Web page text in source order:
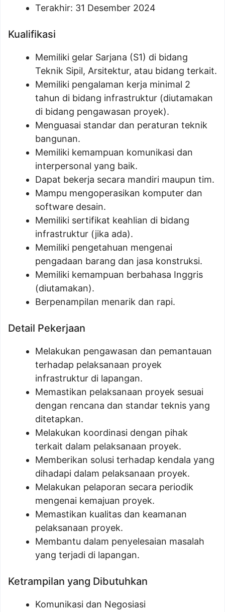
Terakhir: 31 Desember 2024
Kualifikasi
Memiliki gelar Sarjana (S1) di bidang
Teknik Sipil, Arsitektur, atau bidang terkait.
Memiliki pengalaman kerja minimal 2
tahun di bidang infrastruktur (diutamakan
di bidang pengawasan proyek).
Menguasai standar dan peraturan teknik
bangunan.
Memiliki kemampuan komunikasi dan
interpersonal yang baik.
Dapat bekerja secara mandiri maupun tim.
Mampu mengoperasikan komputer dan
software desain.
Memiliki sertifikat keahlian di bidang
infrastruktur (jika ada).
Memiliki pengetahuan mengenai
pengadaan barang dan jasa konstruksi.
Memiliki kemampuan berbahasa Inggris
(diutamakan).
Berpenampilan menarik dan rapi.
Detail Pekerjaan
Melakukan pengawasan dan pemantauan
terhadap pelaksanaan proyek
infrastruktur di lapangan.
Memastikan pelaksanaan proyek sesuai
dengan rencana dan standar teknis yang
ditetapkan.
Melakukan koordinasi dengan pihak
terkait dalam pelaksanaan proyek.
Memberikan solusi terhadap kendala yang
dihadapi dalam pelaksanaan proyek.
Melakukan pelaporan secara periodik
mengenai kemajuan proyek.
Memastikan kualitas dan keamanan
pelaksanaan proyek.
Membantu dalam penyelesaian masalah
yang terjadi di lapangan.
Ketrampilan yang Dibutuhkan
Komunikasi dan Negosiasi